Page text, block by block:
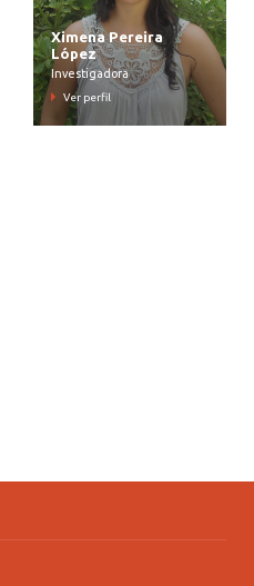
Ximena Pereira
López
Investigadora
Ver perfil